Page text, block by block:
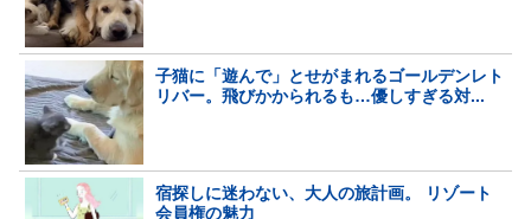
子猫に「遊んで」とせがまれるゴールデンレト
リバー。飛びかかられるも…優しすぎる対...
宿探しに迷わない、大人の旅計画。 リゾート
会員権の魅力